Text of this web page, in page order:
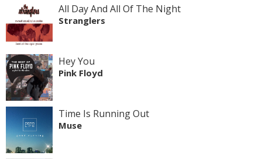
All Day And All Of The Night
Stranglers
Hey You
Pink Floyd
Time Is Running Out
Muse